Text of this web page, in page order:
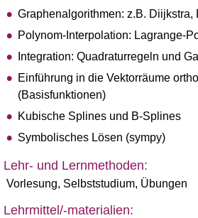
Graphenalgorithmen: z.B. Diijkstra,
Polynom-Interpolation: Lagrange-
Integration: Quadraturregeln und
Einführung in die Vektorräume
(Basisfunktionen)
Kubische Splines und B-Splines
Symbolisches Lösen (sympy)
Lehr- und Lernmethoden:
Vorlesung, Selbststudium, Übungen
Lehrmittel/-materialien: